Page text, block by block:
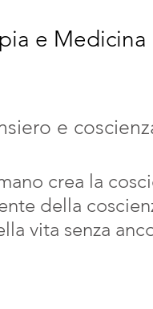
e Medicina
e
crea la
della
vita senza